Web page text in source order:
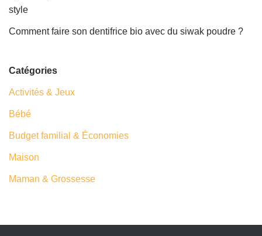
style
Comment faire son dentifrice bio avec du siwak poudre ?
Catégories
Activités & Jeux
Bébé
Budget familial & Économies
Maison
Maman & Grossesse